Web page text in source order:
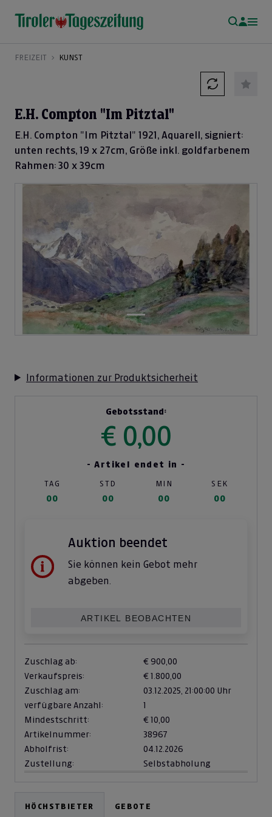
FREIZEIT KUNST
E.H. Compton "Im Pitztal"
E.H. Compton "Im Pitztal" 1921, Aquarell, signiert:
unten rechts, 19 x 27cm, Größe inkl. goldfarbenem
Rahmen: 30 x 39cm
Informationen zur Produktsicherheit
Gebotsstand:
€ 0,00
- Artikel endet in -
TAG STD MIN SEK
00 00 00 00
Auktion beendet
Sie können kein Gebot mehr
abgeben.
ARTIKEL BEOBACHTEN
Zuschlag ab:
€ 900,00
Verkaufspreis:
€ 1.800,00
Zuschlag am:
03.12.2025, 21:00:00 Uhr
verfügbare Anzahl:
1
Mindestschritt:
€ 10,00
Artikelnummer:
38967
Abholfrist:
04.12.2026
Zustellung:
Selbstabholung
HÖCHSTBIETER GEBOTE